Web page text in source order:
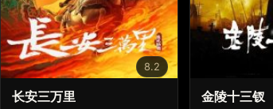
8.2
长安三万里 金陵十三钗